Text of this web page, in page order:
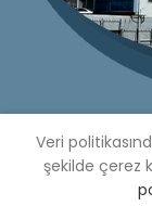
Copyright ©
Veri
şekilde çerez